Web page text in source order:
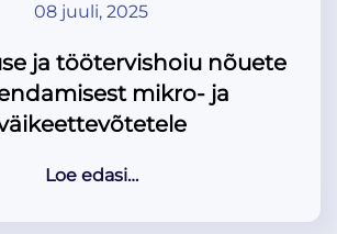
08 juuli, 2025
ja töötervishoiu nõuete
mikro- ja
Loe edasi…